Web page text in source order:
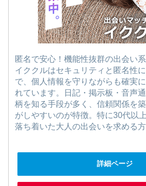
匿名で安心！機能性抜群の出会い
イククルはセキュリティと匿名性
で、個人情報を守りながらも確実
れています。日記・掲示板・音声
柄を知る手段が多く、信頼関係を
がしやすいのが特徴。特に30代以
落ち着いた大人の出会いを求める
詳細ページ